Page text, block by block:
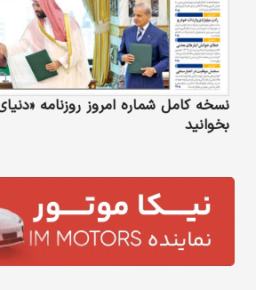
نسخه کامل شماره امروز روزنامه
بخوانید